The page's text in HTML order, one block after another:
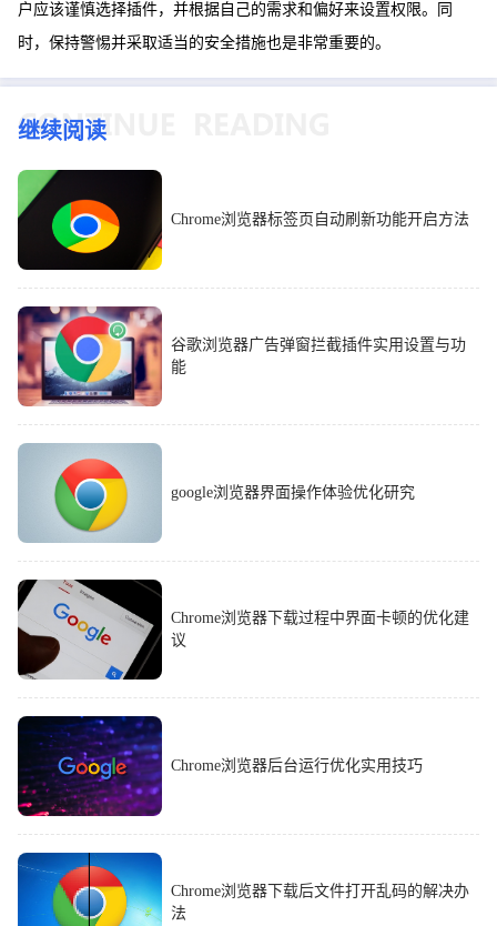
户应该谨慎选择插件，并根据自己的需求和偏好来设置权限。同
时，保持警惕并采取适当的安全措施也是非常重要的。
继续阅读
Chrome浏览器标签页自动刷新功能开启方法
谷歌浏览器广告弹窗拦截插件实用设置与功
能
google浏览器界面操作体验优化研究
Chrome浏览器下载过程中界面卡顿的优化建
议
Chrome浏览器后台运行优化实用技巧
Chrome浏览器下载后文件打开乱码的解决办
法